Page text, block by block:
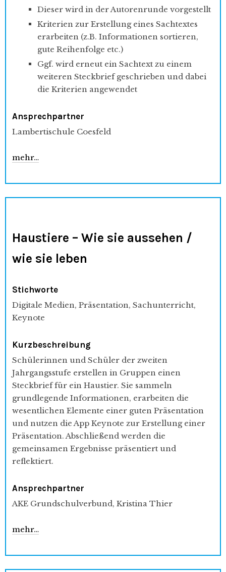
Dieser wird in der Autorenrunde vorgestellt
Kriterien zur Erstellung eines Sachtextes
erarbeiten (z.B. Informationen sortieren,
gute Reihenfolge etc.)
Ggf. wird erneut ein Sachtext zu einem
weiteren Steckbrief geschrieben und dabei
die Kriterien angewendet
Ansprechpartner
Lambertischule Coesfeld
mehr…
Haustiere – Wie sie aussehen /
wie sie leben
Stichworte
Digitale Medien, Präsentation, Sachunterricht,
Keynote
Kurzbeschreibung
Schülerinnen und Schüler der zweiten
Jahrgangsstufe erstellen in Gruppen einen
Steckbrief für ein Haustier. Sie sammeln
grundlegende Informationen, erarbeiten die
wesentlichen Elemente einer guten Präsentation
und nutzen die App Keynote zur Erstellung einer
Präsentation. Abschließend werden die
gemeinsamen Ergebnisse präsentiert und
reflektiert.
Ansprechpartner
AKE Grundschulverbund, Kristina Thier
mehr…